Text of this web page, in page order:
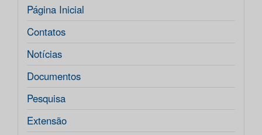
Página Inicial
Contatos
Notícias
Documentos
Pesquisa
Extensão